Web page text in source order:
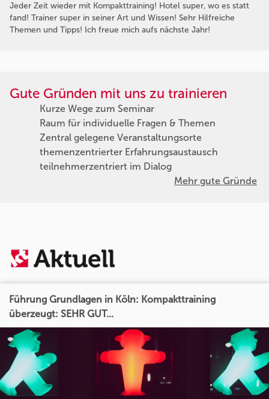
Jeder Zeit wieder mit Kompakttraining! Hotel super, wo es statt
fand! Trainer super in seiner Art und Wissen! Sehr Hilfreiche
Themen und Tipps! Ich freue mich aufs nächste Jahr!
Gute Gründen mit uns zu trainieren
Kurze Wege zum Seminar
Raum für individuelle Fragen & Themen
Zentral gelegene Veranstaltungsorte
themenzentrierter Erfahrungsaustausch
teilnehmerzentriert im Dialog
Mehr gute Gründe
Führung Grundlagen in Köln: Kompakttraining
überzeugt: SEHR GUT...